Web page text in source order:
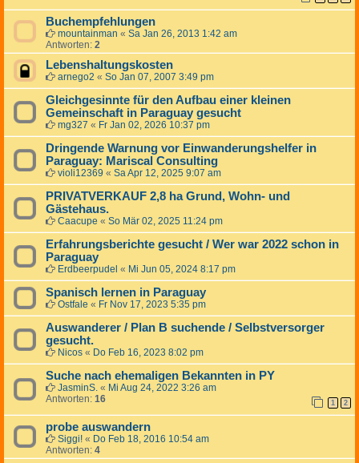
Buchempfehlungen
mountainman « Sa Jan 26, 2013 1:42 am
Antworten: 2
Lebenshaltungskosten
arnego2 « So Jan 07, 2007 3:49 pm
Gleichgesinnte für den Aufbau einer kleinen
Gemeinschaft in Paraguay gesucht
mg327 « Fr Jan 02, 2026 10:37 pm
Dringende Warnung vor Einwanderungshelfer in
Paraguay: Mariscal Consulting
violi12369 « Sa Apr 12, 2025 9:07 am
PRIVATVERKAUF 2,8 ha Grund, Wohn- und
Gästehaus.
Caacupe « So Mär 02, 2025 11:24 pm
Erfahrungsberichte gesucht / Wer war 2022 schon in
Paraguay
Erdbeerpudel « Mi Jun 05, 2024 8:17 pm
Spanisch lernen in Paraguay
Ostfale « Fr Nov 17, 2023 5:35 pm
Auswanderer / Plan B suchende / Selbstversorger
gesucht.
Nicos « Do Feb 16, 2023 8:02 pm
Suche nach ehemaligen Bekannten in PY
JasminS. « Mi Aug 24, 2022 3:26 am
Antworten: 16 1 2
probe auswandern
Siggi! « Do Feb 18, 2016 10:54 am
Antworten: 4